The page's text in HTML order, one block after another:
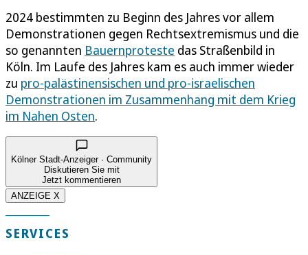
2024 bestimmten zu Beginn des Jahres vor allem
Demonstrationen gegen Rechtsextremismus und die
so genannten Bauernproteste das Straßenbild in
Köln. Im Laufe des Jahres kam es auch immer wieder
zu pro-palästinensischen und pro-israelischen
Demonstrationen im Zusammenhang mit dem Krieg
im Nahen Osten.
Kölner Stadt-Anzeiger · Community
Diskutieren Sie mit
Jetzt kommentieren
ANZEIGE X
SERVICES